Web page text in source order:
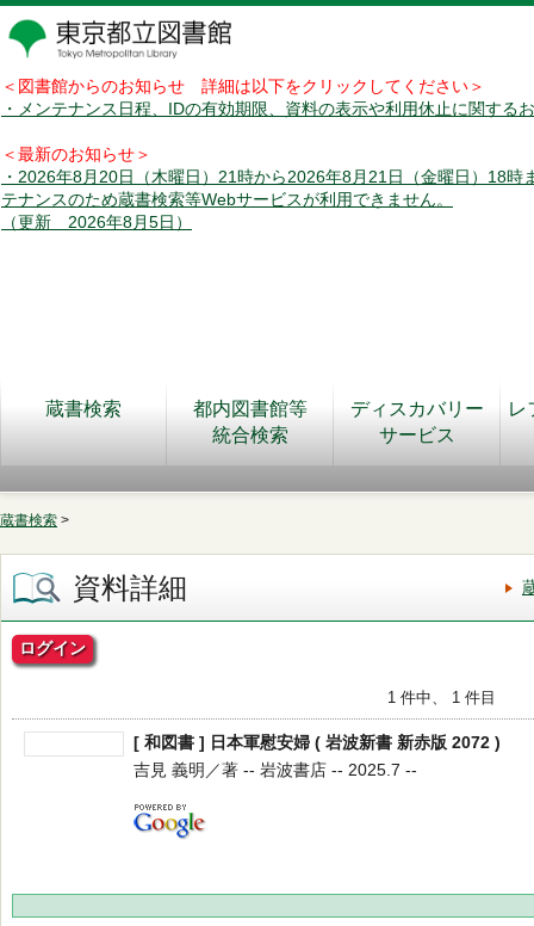
＜図書館からのお知らせ 詳細は以下をクリックしてください＞
・メンテナンス日程、IDの有効期限、資料の表示や利用休止に関する
＜最新のお知らせ＞
・2026年8月20日（木曜日）21時から2026年8月21日（金曜日）18時
テナンスのため蔵書検索等Webサービスが利用できません。
（更新 2026年8月5日）
蔵書検索
都内図書館等
統合検索
ディスカバリー
サービス
レ
蔵書検索 >
資料詳細
ログイン
1 件中、 1 件目
[ 和図書 ] 日本軍慰安婦 ( 岩波新書 新赤版 2072 )
吉見 義明／著 -- 岩波書店 -- 2025.7 --